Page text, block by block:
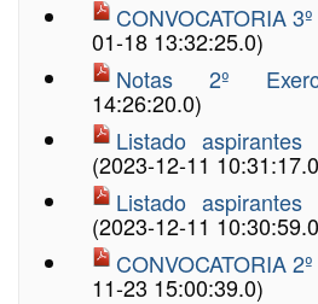
CONVOCATORIA
01-18 13:32:25.0)
Notas 2º
14:26:20.0)
Listado aspirantes
(2023-12-11
Listado aspirantes
(2023-12-11
CONVOCATORIA
11-23 15:00:39.0)